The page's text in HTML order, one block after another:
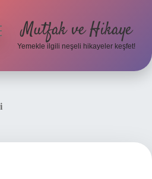
Mutfak ve Hikaye
Yemekle ilgili neşeli hikayeler keşfet!